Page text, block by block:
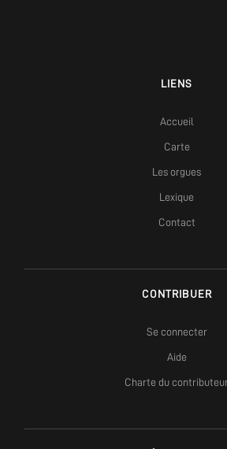
LIENS
Accueil
Carte
Les orgues
Lexique
Contact
CONTRIBUER
Se connecter
Aide
Charte du